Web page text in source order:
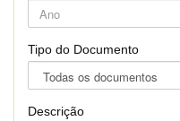
Tipo do Documento
Descrição